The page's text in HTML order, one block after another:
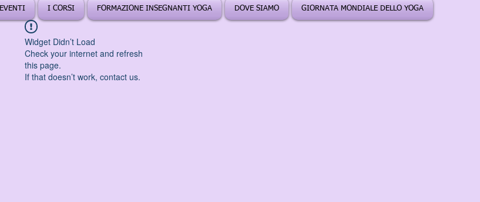
EVENTI I CORSI FORMAZIONE INSEGNANTI YOGA DOVE SIAMO GIORNATA MONDIALE DELLO YOGA
Widget Didn’t Load
Check your internet and refresh
this page.
If that doesn’t work, contact us.